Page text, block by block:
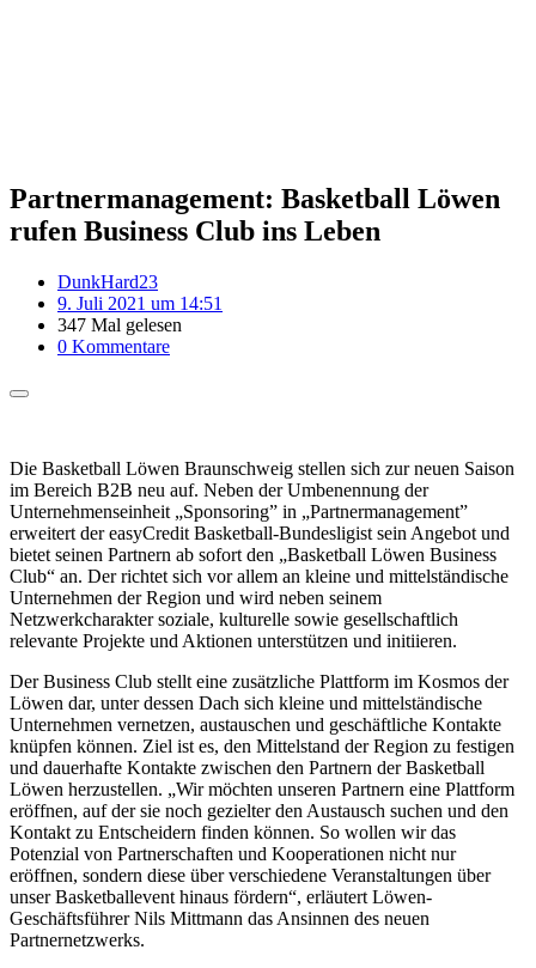
Partnermanagement: Basketball Löwen
rufen Business Club ins Leben
DunkHard23
9. Juli 2021 um 14:51
347 Mal gelesen
0 Kommentare
Die Basketball Löwen Braunschweig stellen sich zur neuen Saison
im Bereich B2B neu auf. Neben der Umbenennung der
Unternehmenseinheit „Sponsoring” in „Partnermanagement”
erweitert der easyCredit Basketball-Bundesligist sein Angebot und
bietet seinen Partnern ab sofort den „Basketball Löwen Business
Club“ an. Der richtet sich vor allem an kleine und mittelständische
Unternehmen der Region und wird neben seinem
Netzwerkcharakter soziale, kulturelle sowie gesellschaftlich
relevante Projekte und Aktionen unterstützen und initiieren.
Der Business Club stellt eine zusätzliche Plattform im Kosmos der
Löwen dar, unter dessen Dach sich kleine und mittelständische
Unternehmen vernetzen, austauschen und geschäftliche Kontakte
knüpfen können. Ziel ist es, den Mittelstand der Region zu festigen
und dauerhafte Kontakte zwischen den Partnern der Basketball
Löwen herzustellen. „Wir möchten unseren Partnern eine Plattform
eröffnen, auf der sie noch gezielter den Austausch suchen und den
Kontakt zu Entscheidern finden können. So wollen wir das
Potenzial von Partnerschaften und Kooperationen nicht nur
eröffnen, sondern diese über verschiedene Veranstaltungen über
unser Basketballevent hinaus fördern“, erläutert Löwen-
Geschäftsführer Nils Mittmann das Ansinnen des neuen
Partnernetzwerks.